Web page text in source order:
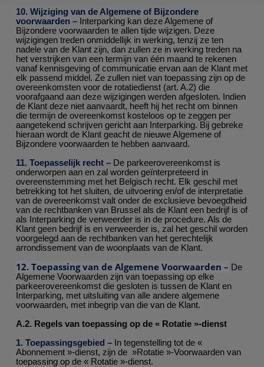
10. Wijziging van de Algemene of Bijzondere
voorwaarden – Interparking kan deze Algemene of
Bijzondere voorwaarden te allen tijde wijzigen. Deze
wijzigingen treden onmiddellijk in werking, tenzij ze ten
nadele van de Klant zijn, dan zullen ze in werking treden na
het verstrijken van een termijn van één maand te rekenen
vanaf kennisgeving of communicatie ervan aan de Klant met
elk passend middel. Ze zullen niet van toepassing zijn op de
overeenkomsten voor de rotatiedienst (art. A.2) die
voorafgaand aan deze wijzigingen werden afgesloten. Indien
de Klant deze niet aanvaardt, heeft hij het recht om binnen
die termijn de overeenkomst kosteloos op te zeggen per
aangetekend schrijven gericht aan Interparking. Bij gebreke
hieraan wordt de Klant geacht de nieuwe Algemene of
Bijzondere voorwaarden te hebben aanvaard.
11. Toepasselijk recht – De parkeerovereenkomst is
onderworpen aan en zal worden geïnterpreteerd in
overeenstemming met het Belgisch recht. Elk geschil met
betrekking tot het sluiten, de uitvoering en/of de interpretatie
van de overeenkomst valt onder de exclusieve bevoegdheid
van de rechtbanken van Brussel als de Klant een bedrijf is of
als Interparking de verweerder is in de procedure. Als de
Klant geen bedrijf is en verweerder is, zal het geschil worden
voorgelegd aan de rechtbanken van het gerechtelijk
arrondissement van de woonplaats van de Klant.
12. Toepassing van de Algemene Voorwaarden – De
Algemene Voorwaarden zijn van toepassing op elke
parkeerovereenkomst die gesloten is tussen de Klant en
Interparking, met uitsluiting van alle andere algemene
voorwaarden, met inbegrip van die van de Klant.
A.2. Regels van toepassing op de « Rotatie »-dienst
1. Toepassingsgebied – In tegenstelling tot de «
Abonnement »-dienst, zijn de »Rotatie »-Voorwaarden van
toepassing op de « Rotatie »-dienst.